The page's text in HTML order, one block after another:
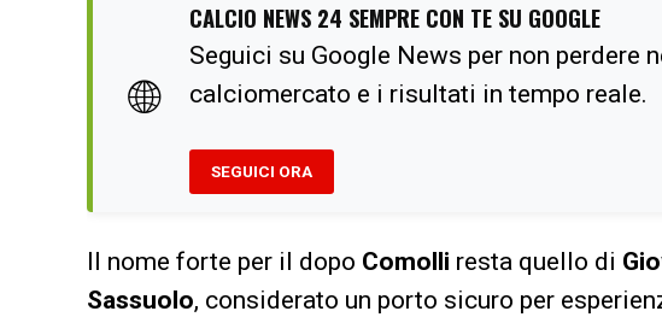
🌐
CALCIO NEWS 24 SEMPRE CON TE SU GOOGLE
Seguici su Google News per non perdere
calciomercato e i risultati in tempo reale.
SEGUICI ORA
Il nome forte per il dopo Comolli resta quello di
Sassuolo, considerato un porto sicuro per